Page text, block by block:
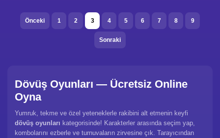
Önceki 1 2 3 4 5 6 7 8 9
Sonraki
Dövüş Oyunları — Ücretsiz Online
Oyna
Yumruk, tekme ve özel yeteneklerle rakibini alt etmenin keyfi
dövüş oyunları kategorisinde! Karakterler arasında seçim yap,
kombolarını ezberle ve turnuvaların zirvesine çık. Tarayıcından